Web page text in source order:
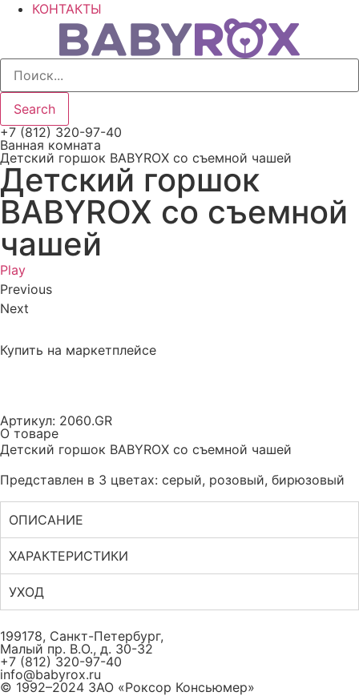
КОНТАКТЫ
Search
+7 (812) 320-97-40
Ванная комната
Детский горшок BABYROX со съемной чашей
Детский горшок
BABYROX со съемной
чашей
Play
Previous
Next
Купить на маркетплейсе
Артикул: 2060.GR
О товаре
Детский горшок BABYROX со съемной чашей
Представлен в 3 цветах: серый, розовый, бирюзовый
ОПИСАНИЕ
ХАРАКТЕРИСТИКИ
УХОД
199178, Санкт-Петербург,
Малый пр. В.О., д. 30-32
+7 (812) 320-97-40
info@babyrox.ru
© 1992–2024 ЗАО «Роксор Консьюмер»